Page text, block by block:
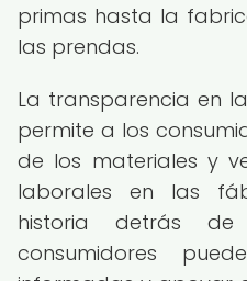
primas hasta la
las prendas.
La transparencia en
permite a los
de los materiales y
laborales en las
historia detrás
consumidores